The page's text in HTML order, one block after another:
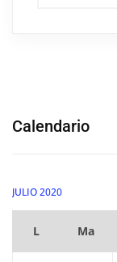
Calendario
JULIO 2020
L Ma